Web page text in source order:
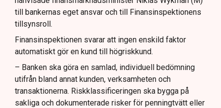
till bankernas eget ansvar och till Finansinspektionens
tillsynsroll.
Finansinspektionen svarar att ingen enskild faktor
automatiskt gör en kund till högriskkund.
– Banken ska göra en samlad, individuell bedömning
utifrån bland annat kunden, verksamheten och
transaktionerna. Riskklassificeringen ska bygga på
sakliga och dokumenterade risker för penningtvätt eller